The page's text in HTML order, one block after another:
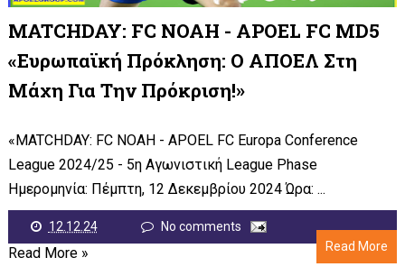
MATCHDAY: FC NOAH - APOEL FC MD5
«Ευρωπαϊκή Πρόκληση: Ο ΑΠΟΕΛ Στη
Μάχη Για Την Πρόκριση!»
«MATCHDAY: FC NOAH - APOEL FC Europa Conference
League 2024/25 - 5η Αγωνιστική League Phase
Ημερομηνία: Πέμπτη, 12 Δεκεμβρίου 2024 Ώρα: ...
12.12.24
No comments
Read More
Read More »